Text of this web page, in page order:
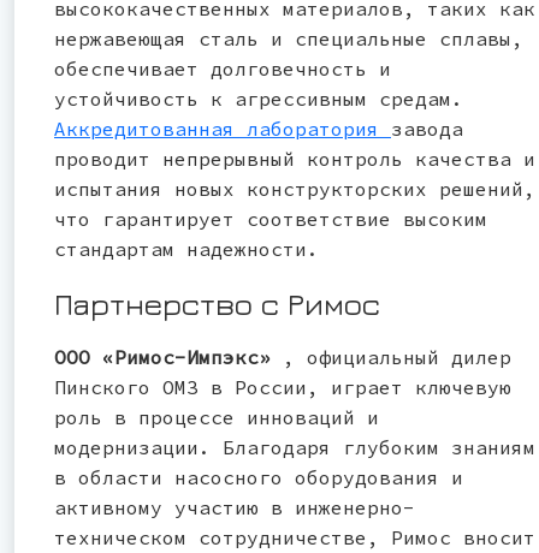
высококачественных материалов, таких как
нержавеющая сталь и специальные сплавы,
обеспечивает долговечность и
устойчивость к агрессивным средам.
Аккредитованная лаборатория завода
проводит непрерывный контроль качества и
испытания новых конструкторских решений,
что гарантирует соответствие высоким
стандартам надежности.
Партнерство с Римос
ООО «Римос-Импэкс»
, официальный дилер
Пинского ОМЗ в России, играет ключевую
роль в процессе инноваций и
модернизации. Благодаря глубоким знаниям
в области насосного оборудования и
активному участию в инженерно-
техническом сотрудничестве, Римос вносит